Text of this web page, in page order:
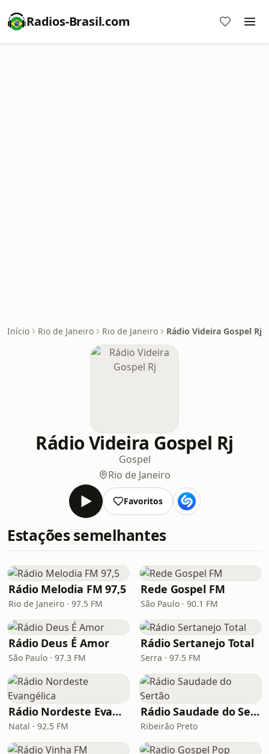
Radios-Brasil.com
Início Rio de Janeiro Rio de Janeiro Rádio Videira Gospel Rj
Rádio Videira Gospel Rj
Gospel
Rio de Janeiro
Favoritos
Estações semelhantes
Rádio Melodia FM 97,5
Rio de Janeiro · 97.5 FM
Rede Gospel FM
São Paulo · 90.1 FM
Rádio Deus É Amor
São Paulo · 97.3 FM
Rádio Sertanejo Total
Serra · 97.5 FM
Rádio Nordeste Evangélica
Natal · 92.5 FM
Rádio Saudade do Sertão
Ribeirão Preto